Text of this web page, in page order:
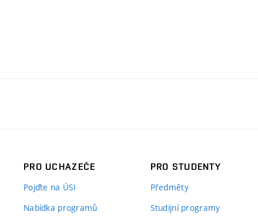
PRO UCHAZEČE
Pojďte na ÚSI
Nabídka programů
PRO STUDENTY
Předměty
Studijní programy